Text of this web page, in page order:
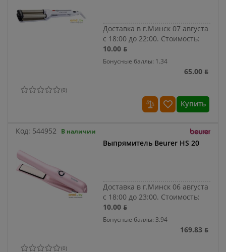
Доставка в г.Минск 07 августа
с 18:00 до 22:00. Стоимость:
10.00 ƃ
Бонусные баллы: 1.34
65.00 ƃ
(0)
Купить
Код: 544952 В наличии
Выпрямитель Beurer HS 20
Доставка в г.Минск 06 августа
с 18:00 до 23:00. Стоимость:
10.00 ƃ
Бонусные баллы: 3.94
169.83 ƃ
(0)